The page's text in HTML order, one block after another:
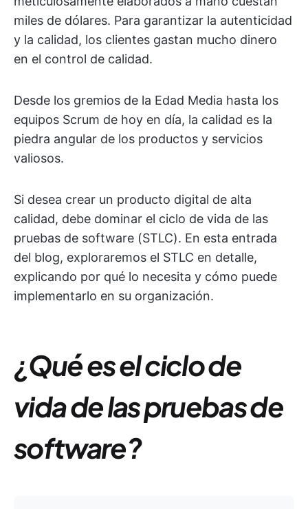
miles de dólares. Para garantizar la autenticidad
y la calidad, los clientes gastan mucho dinero
en el control de calidad.
Desde los gremios de la Edad Media hasta los
equipos Scrum de hoy en día, la calidad es la
piedra angular de los productos y servicios
valiosos.
Si desea crear un producto digital de alta
calidad, debe dominar el ciclo de vida de las
pruebas de software (STLC). En esta entrada
del blog, exploraremos el STLC en detalle,
explicando por qué lo necesita y cómo puede
implementarlo en su organización.
¿Qué es el ciclo de
vida de las pruebas de
software?